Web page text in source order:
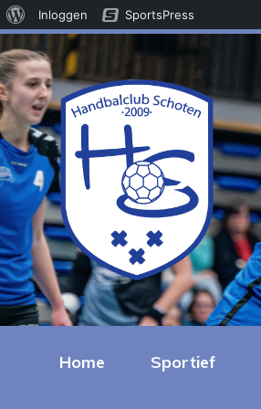
Home Sportief
Over
WordPress
Inloggen
SportsPress